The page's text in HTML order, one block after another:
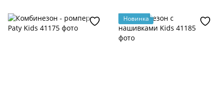
Новинка